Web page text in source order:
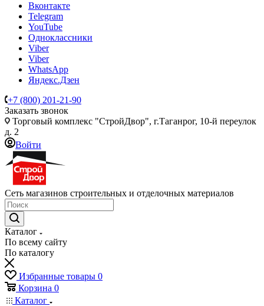
Вконтакте
Telegram
YouTube
Одноклассники
Viber
Viber
WhatsApp
Яндекс.Дзен
+7 (800) 201-21-90
Заказать звонок
Торговый комплекс "СтройДвор", г.Таганрог, 10-й переулок
д. 2
Войти
Сеть магазинов строительных и отделочных материалов
Каталог
По всему сайту
По каталогу
Избранные товары 0
Корзина 0
Каталог